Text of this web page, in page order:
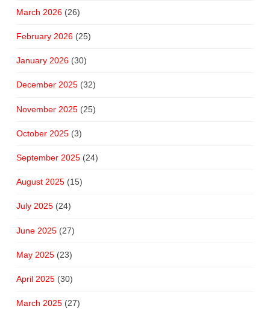
March 2026(26)
February 2026(25)
January 2026(30)
December 2025(32)
November 2025(25)
October 2025(3)
September 2025(24)
August 2025(15)
July 2025(24)
June 2025(27)
May 2025(23)
April 2025(30)
March 2025(27)